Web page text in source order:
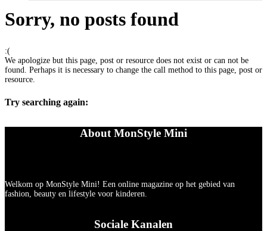
Sorry, no posts found
:(
We apologize but this page, post or resource does not exist or can not be
found. Perhaps it is necessary to change the call method to this page, post or
resource.
Try searching again:
About MonStyle Mini
Welkom op MonStyle Mini! Een online magazine op het gebied van
fashion, beauty en lifestyle voor kinderen.
Sociale Kanalen